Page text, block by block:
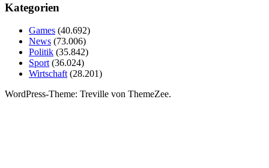
Beiträge
Kategorien
Games (40.692)
News (73.006)
Politik (35.842)
Sport(36.024)
Wirtschaft(28.201)
WordPress-Theme: Treville von ThemeZee.